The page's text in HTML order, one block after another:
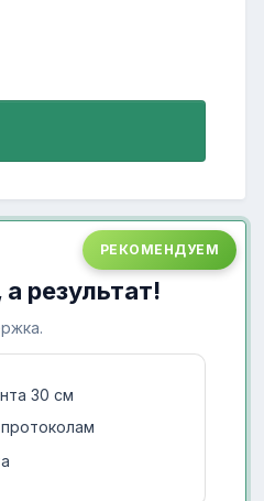
РЕКОМЕНДУЕМ
результат!
30 см